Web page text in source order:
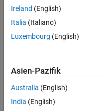
Video
Ireland (English)
Italia (Italiano)
Luxembourg (English)
Asien-Pazifik
Australia (English)
India (English)